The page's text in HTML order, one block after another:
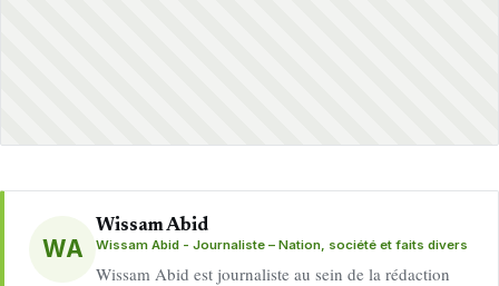
WA
Wissam Abid
Wissam Abid - Journaliste – Nation, société et faits divers
Wissam Abid est journaliste au sein de la rédaction